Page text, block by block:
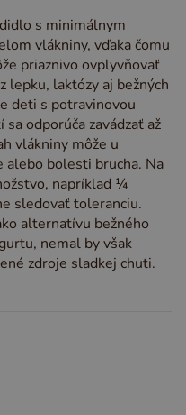
s minimálnym
vlákniny, vďaka čomu
priaznivo ovplyvňovať
lepku, laktózy aj bežných
deti s potravinovou
odporúča zavádzať až
vlákniny môže u
alebo bolesti brucha. Na
napríklad ¼
sledovať toleranciu.
alternatívu bežného
nemal by však
zdroje sladkej chuti.